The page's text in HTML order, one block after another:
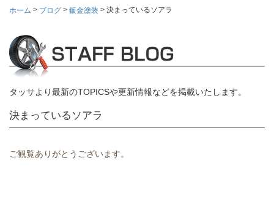
ホーム > ブログ > 鈑金塗装 > 決まっているソアラ
タッサより最新のTOPICSや更新情報などを掲載いたします。
決まっているソアラ
ご観覧ありがとうございます。